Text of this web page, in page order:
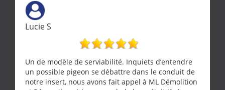
Lucie S
Un de modèle de serviabilité. Inquiets d’entendre
un possible pigeon se débattre dans le conduit de
notre insert, nous avons fait appel à ML Démolition